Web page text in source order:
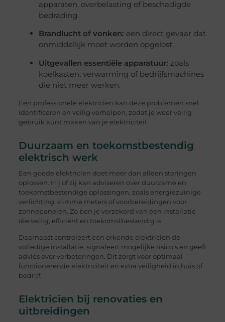
apparaten, overbelasting of beschadigde
bedrading.
Brandlucht of vonken: een direct gevaar dat
onmiddellijk moet worden opgelost.
Uitgevallen essentiële apparatuur: zoals
koelkasten, verwarming of bedrijfsmachines
die niet meer werken.
Een professionele elektricien kan deze problemen snel
identificeren en veilig verhelpen, zodat je weer veilig
gebruik kunt maken van je elektriciteit.
Duurzaam en toekomstbestendig
elektrisch werk
Een goede elektricien doet meer dan alleen storingen
oplossen. Hij of zij kan adviseren over duurzame en
toekomstbestendige oplossingen, zoals energiezuinige
verlichting, slimme meters of voorbereidingen voor
zonnepanelen. Zo ben je verzekerd van een installatie
die veilig, efficiënt en toekomstbestendig is.
Daarnaast controleert een erkende elektricien de
volledige installatie, signaleert mogelijke risico’s en geeft
advies over verbeteringen. Dit zorgt voor optimaal
functionerende elektriciteit en extra veiligheid in huis of
bedrijf.
Elektricien bij renovaties en
uitbreidingen